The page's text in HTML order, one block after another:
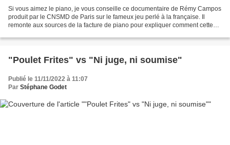
Si vous aimez le piano, je vous conseille ce documentaire de Rémy Campos
produit par le CNSMD de Paris sur le fameux jeu perlé à la française. Il
remonte aux sources de la facture de piano pour expliquer comment cette
"Poulet Frites" vs "Ni juge, ni soumise"
Publié le 11/11/2022 à 11:07
Par Stéphane Godet